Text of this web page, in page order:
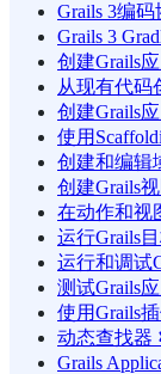
Grails 3编码
Grails 3
创建Grails
从现有代码
创建Grails
使用
创建和编辑
创建Grails
在动作和视
运行Grails
运行和调试
测试Grails
使用Grails
动态查找器
Grails